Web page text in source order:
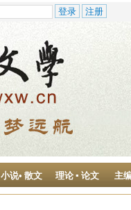
小说• 散文 理论 ▪ 论文 主